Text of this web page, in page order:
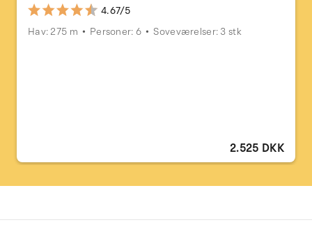
4.67/5
Hav: 275 m
Personer: 6 Soveværelser: 3 stk
2.525 DKK